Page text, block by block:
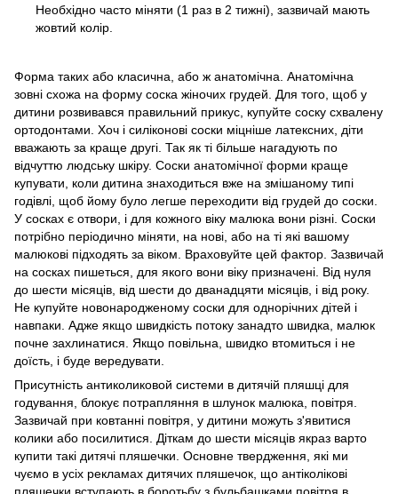
Необхідно часто міняти (1 раз в 2 тижні), зазвичай мають
жовтий колір.
Форма таких або класична, або ж анатомічна. Анатомічна
зовні схожа на форму соска жіночих грудей. Для того, щоб у
дитини розвивався правильний прикус, купуйте соску схвалену
ортодонтами. Хоч і силіконові соски міцніше латексних, діти
вважають за краще другі. Так як ті більше нагадують по
відчуттю людську шкіру. Соски анатомічної форми краще
купувати, коли дитина знаходиться вже на змішаному типі
годівлі, щоб йому було легше переходити від грудей до соски.
У сосках є отвори, і для кожного віку малюка вони різні. Соски
потрібно періодично міняти, на нові, або на ті які вашому
малюкові підходять за віком. Враховуйте цей фактор. Зазвичай
на сосках пишеться, для якого вони віку призначені. Від нуля
до шести місяців, від шести до дванадцяти місяців, і від року.
Не купуйте новонародженому соски для однорічних дітей і
навпаки. Адже якщо швидкість потоку занадто швидка, малюк
почне захлинатися. Якщо повільна, швидко втомиться і не
доїсть, і буде вередувати.
Присутність антиколиковой системи в дитячій пляшці для
годування, блокує потрапляння в шлунок малюка, повітря.
Зазвичай при ковтанні повітря, у дитини можуть з'явитися
колики або посилитися. Діткам до шести місяців якраз варто
купити такі дитячі пляшечки. Основне твердження, які ми
чуємо в усіх рекламах дитячих пляшечок, що антіколікові